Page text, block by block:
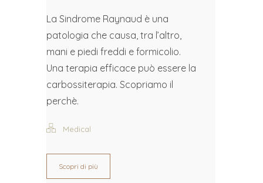
La Sindrome Raynaud è una
patologia che causa, tra l’altro,
mani e piedi freddi e formicolio.
Una terapia efficace può essere la
carbossiterapia. Scopriamo il
perchè.
Medical
Scopri di più